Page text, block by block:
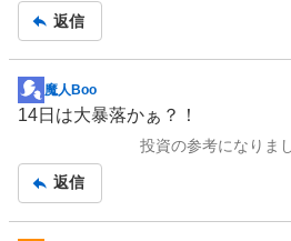
事
返信
掲
示
事
魔人Boo
14日は大暴落かぁ？！
投資の参考になりま
返信